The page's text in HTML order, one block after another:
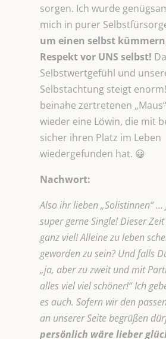
sorgen. Ich wurde
mich in purer
um einen selbst
Respekt vor UNS selbst!
Selbstwertgefühl und
Selbstachtung steigt
beinahe zertretenen
wieder eine Löwin, die mit
sicher ihren Platz im Leben
wiedergefunden hat. 😀
Nachwort:
Also ihr lieben „Solistinnen“ …
super gerne Single! Dieser
ganz viel! Alleine zu leben
geworden zu sein? Und falls
„ja, aber zu zweit und mit
alles viel viel schöner!“ Ich
es auch. Sofern wir den
an unserer Seite begrüßen
persönlich wäre lieber